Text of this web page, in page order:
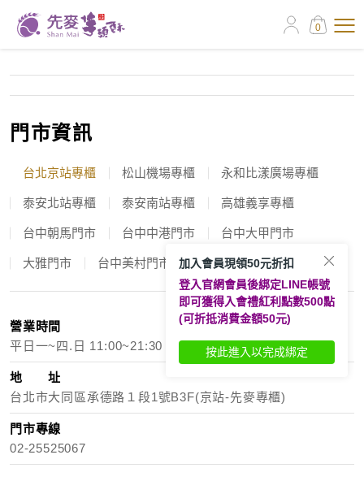
0
門市資訊
台北京站專櫃 松山機場專櫃 永和比漾廣場專櫃
泰安北站專櫃 泰安南站專櫃 高雄義享專櫃
台中朝馬門市 台中中港門市 台中大甲門市
大雅門市 台中美村門市
營業時間
平日一~四.日 11:00~21:30 例假日五、六 11:00~22:00
地 址
台北市大同區承德路１段1號B3F(京站-先麥專櫃)
門市專線
02-25525067
加入會員現領50元折扣
登入官網會員後綁定LINE帳號
即可獲得入會禮紅利點數500點
(可折抵消費金額50元)
按此進入以完成綁定